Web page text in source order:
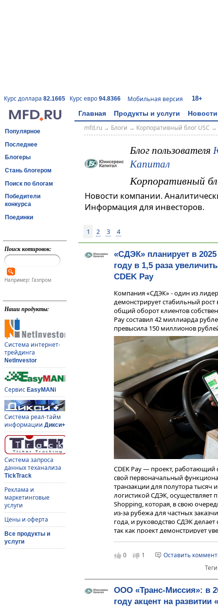
Курс доллара 82.1665 Курс евро 94.8366 Мобильная версия 18+
Главная Продукты и услуги Новости
Популярное
Последнее
Блогеры
Стань блогером
Поиск по блогам
Победители
конкурса
Поединки
Поиск котировок:
Например: Газпром
Наши продукты:
Система интернет-
трейдинга
NetInvestor
Сервис EasyMANi
Система реал-тайм
информации Дикси+
Система запроса
данных теханализа
TickTrack
Реклама и
маркетинговые
услуги
Цены и оферта
Все продукты и
услуги
mfd.ru→ Блоги → Корпоративный блог USC →
Блог пользователя
Капитал
Корпоративный
Новости компании.
Информация для инвесторов.
1 2 3 4
«СДЭК» планирует в 2025
году в 1,5 раза
CDEK Pay
Компания «СДЭК» - один из
демонстрирует стабильный рост
общий оборот клиентов
Pay составил 42 миллиарда
превысила 150 миллионов
CDEK Pay — проект,
свой первоначальный
транзакции для полутора тысяч
логистикой СДЭК, осуществляет
Shopping, которая, в свою
из-за рубежа для частных
года, и руководство СДЭК
так как проект демонстрирует
22 178 рублей, и наличие
Представители эмитента
сервисов довольно высока.
рынке сервисов для интернет-
Дмитрий Балин поясняет:
0 1
Оставить
ООО «Транс-Миссия»: в
году акцент на развитии